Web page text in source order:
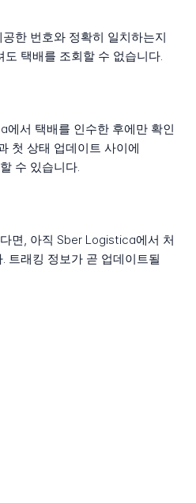
한 번호와 정확히 일치하는지
택배를 조회할 수 없습니다.
서 택배를 인수한 후에만 확인
첫 상태 업데이트 사이에
수 있습니다.
면, 아직 Sber Logistica에서 처
트래킹 정보가 곧 업데이트될